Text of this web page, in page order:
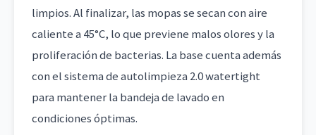
limpios. Al finalizar, las mopas se secan con aire
caliente a 45°C, lo que previene malos olores y la
proliferación de bacterias. La base cuenta además
con el sistema de autolimpieza 2.0 watertight
para mantener la bandeja de lavado en
condiciones óptimas.